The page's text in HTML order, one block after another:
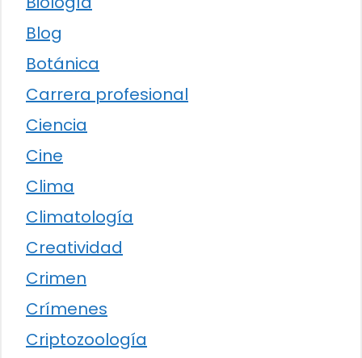
Blog
Botánica
Carrera profesional
Ciencia
Cine
Clima
Climatología
Creatividad
Crimen
Crímenes
Criptozoología